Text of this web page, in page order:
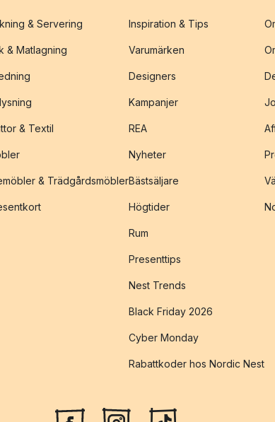
& Servering
& Matlagning
& Textil
& Trädgårdsmöbler
Inspiration & Tips
Varumärken
Designers
Kampanjer
REA
Nyheter
Bästsäljare
Högtider
Rum
Presenttips
Nest Trends
Black Friday 2026
Cyber Monday
Rabattkoder hos Nordic Nest